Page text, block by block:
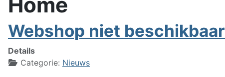
Webshop niet beschikbaar
Details
Categorie: Nieuws